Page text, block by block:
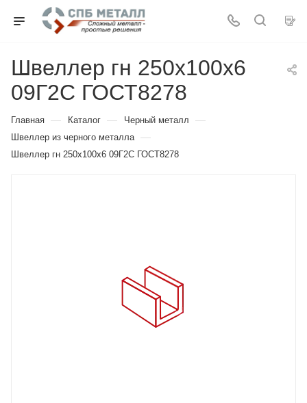
Швеллер гн 250х100х6
09Г2С ГОСТ8278
Главная — Каталог — Черный металл —
Швеллер из черного металла —
Швеллер гн 250х100х6 09Г2С ГОСТ8278